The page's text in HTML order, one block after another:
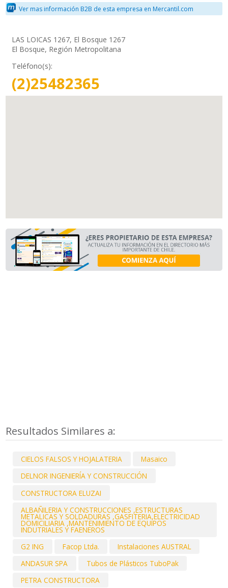
Ver mas información B2B de esta empresa en Mercantil.com
LAS LOICAS 1267, El Bosque 1267
El Bosque, Región Metropolitana
Teléfono(s):
(2)25482365
Resultados Similares a:
CIELOS FALSOS Y HOJALATERIA
Masaico
DELNOR INGENIERÍA Y CONSTRUCCIÓN
CONSTRUCTORA ELUZAI
ALBAÑILERIA Y CONSTRUCCIONES ,ESTRUCTURAS
METALICAS Y SOLDADURAS ,GASFITERIA,ELECTRICIDAD
DOMICILIARIA ,MANTENIMIENTO DE EQUIPOS
INDUTRIALES Y FAENEROS
G2 ING
Facop Ltda.
Instalaciones AUSTRAL
ANDASUR SPA
Tubos de Plásticos TuboPak
PETRA CONSTRUCTORA